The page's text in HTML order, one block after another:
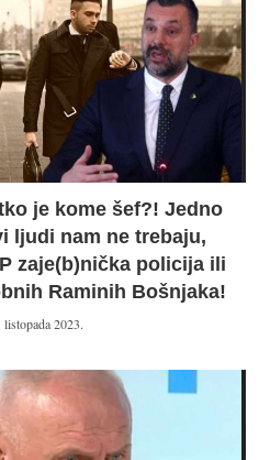
je kome šef?! Jedno
ljudi nam ne trebaju,
zaje(b)nička policija ili
Raminih Bošnjaka!
listopada 2023.